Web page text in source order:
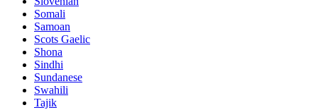
Somali
Samoan
Scots Gaelic
Shona
Sindhi
Sundanese
Swahili
Tajik